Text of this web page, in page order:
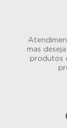
mas
produtos